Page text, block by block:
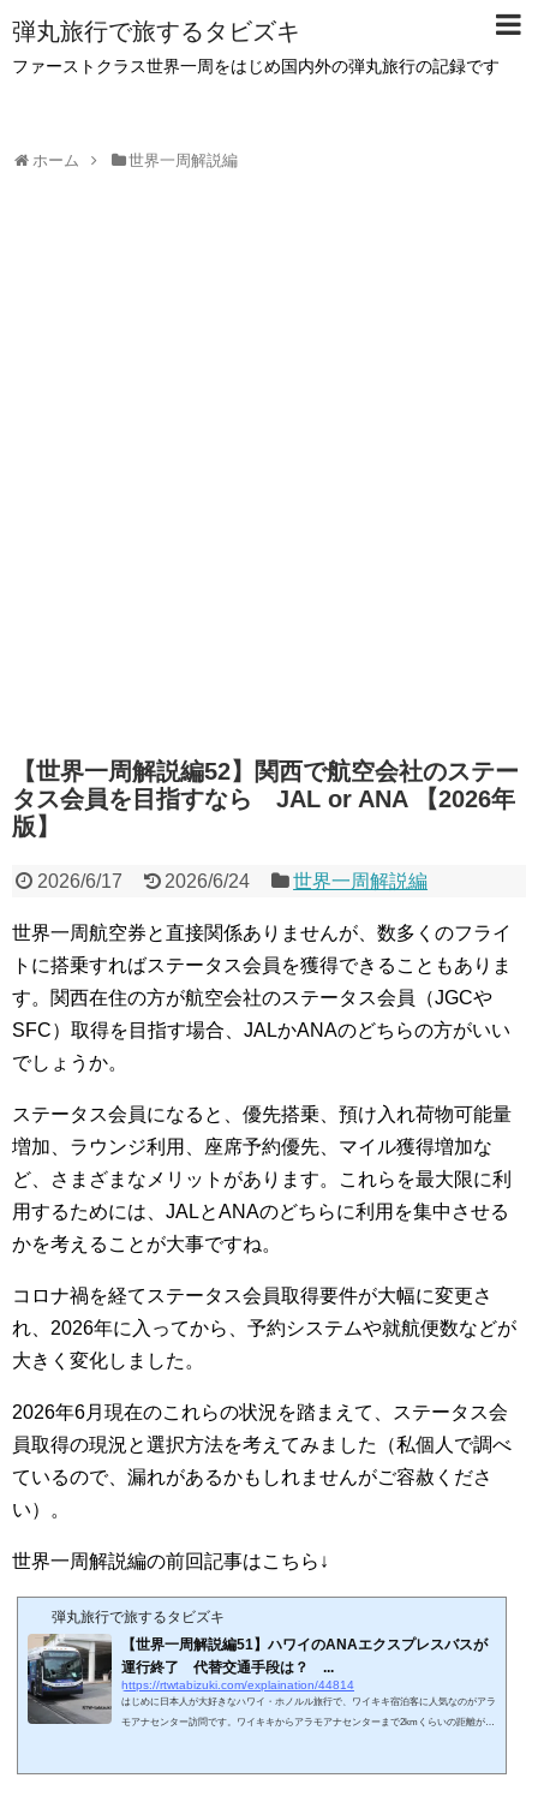
弾丸旅行で旅するタビズキ
ファーストクラス世界一周をはじめ国内外の弾丸旅行の記録です
ホーム 世界一周解説編
【世界一周解説編52】関西で航空会社のステー
タス会員を目指すなら JAL or ANA 【2026年
版】
2026/6/17 2026/6/24 世界一周解説編
世界一周航空券と直接関係ありませんが、数多くのフライ
トに搭乗すればステータス会員を獲得できることもありま
す。関西在住の方が航空会社のステータス会員（JGCや
SFC）取得を目指す場合、JALかANAのどちらの方がいい
でしょうか。
ステータス会員になると、優先搭乗、預け入れ荷物可能量
増加、ラウンジ利用、座席予約優先、 マイル獲得増加な
ど、さまざまなメリットがあります。これらを最大限に利
用するためには、JALとANAのどちらに利用を集中させる
かを考えることが大事ですね。
コロナ禍を経てステータス会員取得要件が大幅に変更さ
れ、2026年に入ってから、予約システムや就航便数などが
大きく変化しました。
2026年6月現在のこれらの状況を踏まえて、ステータス会
員取得の現況と選択方法を考えてみました（私個人で調べ
ているので、漏れがあるかもしれませんがご容赦くださ
い）。
世界一周解説編の前回記事はこちら↓
弾丸旅行で旅するタビズキ
【世界一周解説編51】ハワイのANAエクスプレスバスが
運行終了 代替交通手段は？ ...
https://rtwtabizuki.com/explaination/44814
はじめに日本人が大好きなハワイ・ホノルル旅行で、ワイキキ宿泊客に人気なのがアラ
モアナセンター訪問です。ワイキキからアラモアナセンターまで2kmくらいの距離があ